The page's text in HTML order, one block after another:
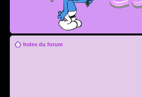
Index du forum